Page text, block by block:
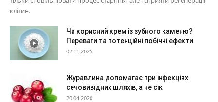
клітин.
Чи корисний крем із зубного каменю?
Переваги та потенційні побічні ефекти
02.11.2025
Журавлина допомагає при інфекціях
сечовивідних шляхів, а не сік
20.04.2020